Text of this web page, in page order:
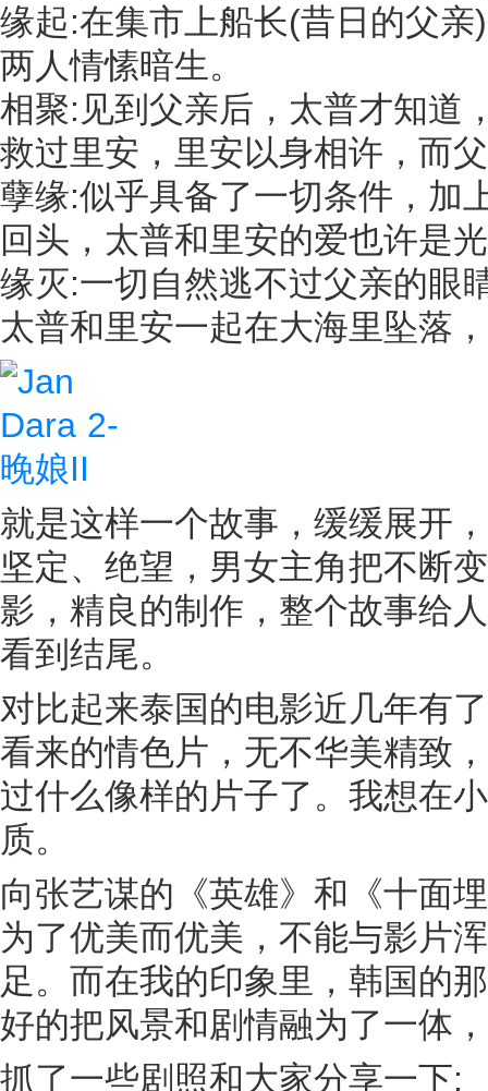
缘起:在集市上船长(昔日的父
两人情愫暗生。
相聚:见到父亲后，太普才知道
救过里安，里安以身相许，而
孽缘:似乎具备了一切条件，加
回头，太普和里安的爱也许是
缘灭:一切自然逃不过父亲的眼
太普和里安一起在大海里坠落
就是这样一个故事，缓缓展开
坚定、绝望，男女主角把不断
影，精良的制作，整个故事给
看到结尾。
对比起来泰国的电影近几年有
看来的情色片，无不华美精致
过什么像样的片子了。我想在
质。
向张艺谋的《英雄》和《十面
为了优美而优美，不能与影片
足。而在我的印象里，韩国的
好的把风景和剧情融为了一体
抓了一些剧照和大家分享一下: